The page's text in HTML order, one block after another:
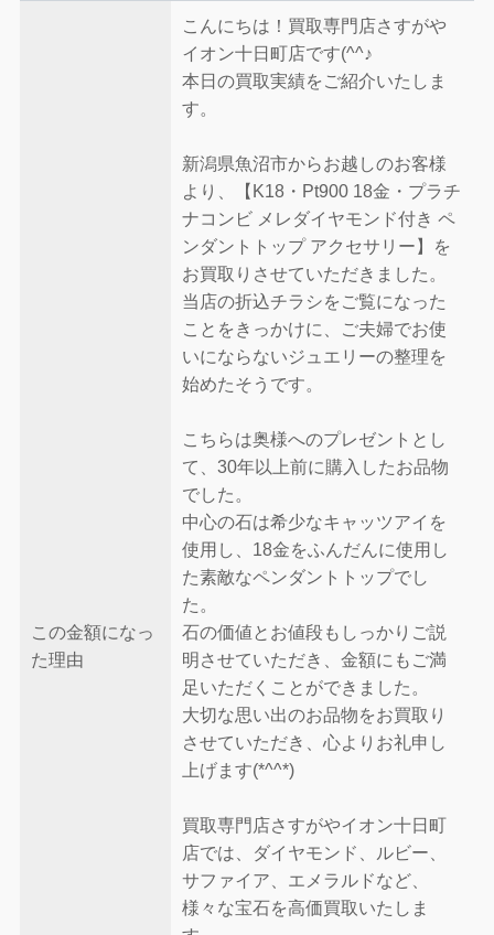
この金額になっ
た理由
こんにちは！買取専門店さすがや
イオン十日町店です(^^♪
本日の買取実績をご紹介いたしま
す。
新潟県魚沼市からお越しのお客様
より、【K18・Pt900 18金・プラチ
ナコンビ メレダイヤモンド付き ペ
ンダントトップ アクセサリー】を
お買取りさせていただきました。
当店の折込チラシをご覧になった
ことをきっかけに、ご夫婦でお使
いにならないジュエリーの整理を
始めたそうです。
こちらは奥様へのプレゼントとし
て、30年以上前に購入したお品物
でした。
中心の石は希少なキャッツアイを
使用し、18金をふんだんに使用し
た素敵なペンダントトップでし
た。
石の価値とお値段もしっかりご説
明させていただき、金額にもご満
足いただくことができました。
大切な思い出のお品物をお買取り
させていただき、心よりお礼申し
上げます(*^^*)
買取専門店さすがやイオン十日町
店では、ダイヤモンド、ルビー、
サファイア、エメラルドなど、
様々な宝石を高価買取いたしま